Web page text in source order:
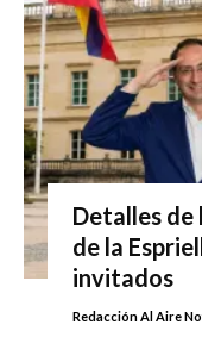
Detalles de
de la
invitados
Redacción Al Aire